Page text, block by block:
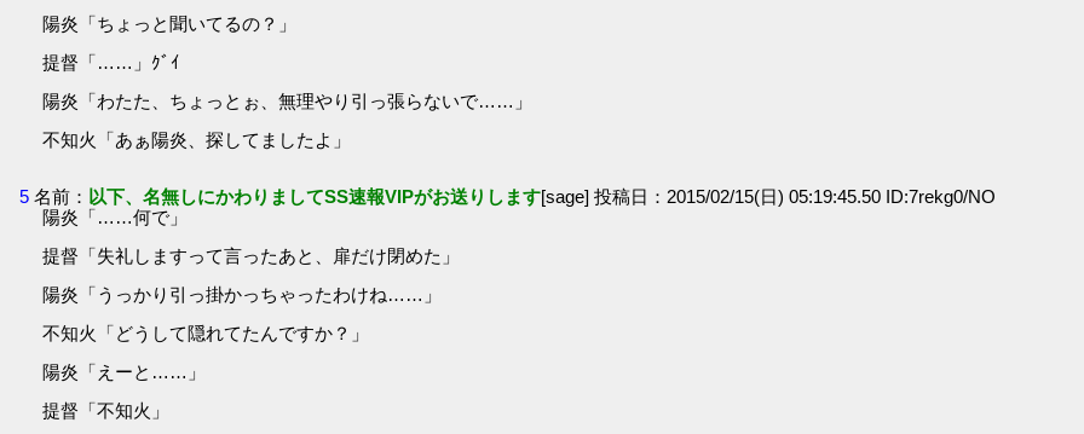
陽炎「ちょっと聞いてるの？」
提督「……」ｸﾞｲ
陽炎「わたた、ちょっとぉ、無理やり引っ張らないで……」
不知火「あぁ陽炎、探してましたよ」
5 名前： 以下、名無しにかわりましてSS速報VIPがお送りします[sage] 投稿日：2015/02/15(日) 05:19:45.50 ID:7rekg0/NO
陽炎「……何で」
提督「失礼しますって言ったあと、扉だけ閉めた」
陽炎「うっかり引っ掛かっちゃったわけね……」
不知火「どうして隠れてたんですか？」
陽炎「えーと……」
提督「不知火」